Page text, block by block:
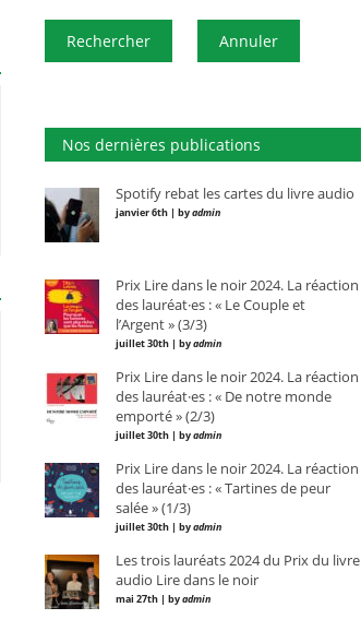
Rechercher Annuler
Nos dernières publications
Spotify rebat les cartes du livre audio
janvier 6th | byadmin
Prix Lire dans le noir 2024. La réaction
des lauréat·es : « Le Couple et
l’Argent » (3/3)
juillet 30th | byadmin
Prix Lire dans le noir 2024. La réaction
des lauréat·es : « De notre monde
emporté » (2/3)
juillet 30th | byadmin
Prix Lire dans le noir 2024. La réaction
des lauréat·es : « Tartines de peur
salée » (1/3)
juillet 30th | byadmin
Les trois lauréats 2024 du Prix du livre
audio Lire dans le noir
mai 27th | byadmin